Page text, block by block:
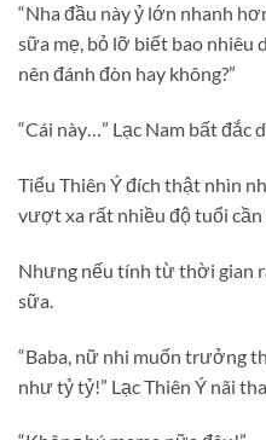
“Nha đầu này ỷ lớn nhanh
sữa mẹ, bỏ lỡ biết bao nhiêu
nên đánh đòn hay không?”
“Cái này…” Lạc Nam bất đắc
Tiểu Thiên Ý đích thật nhìn
vượt xa rất nhiều độ tuổi cần
Nhưng nếu tính từ thời gian
sữa.
“Baba, nữ nhi muốn trưởng
như tỷ tỷ!” Lạc Thiên Ý nãi